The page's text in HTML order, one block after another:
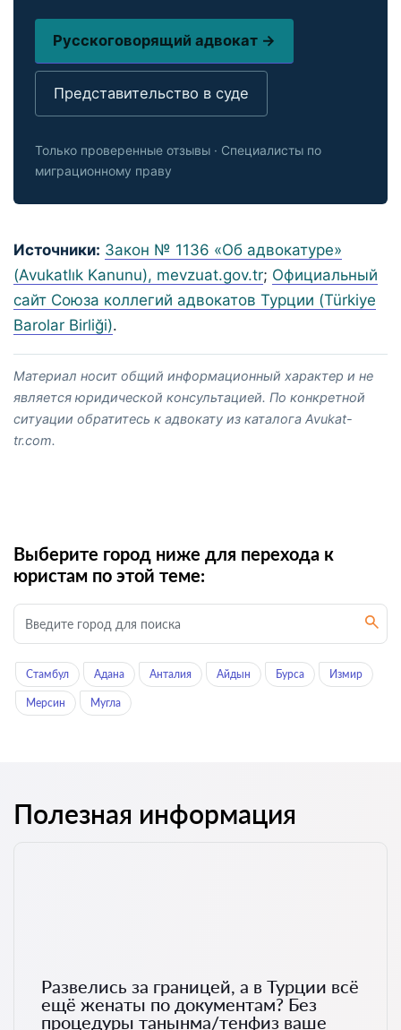
Русскоговорящий адвокат →
Представительство в суде
Только проверенные отзывы · Специалисты по
миграционному праву
Источники: Закон № 1136 «Об адвокатуре»
(Avukatlık Kanunu), mevzuat.gov.tr; Официальный
сайт Союза коллегий адвокатов Турции (Türkiye
Barolar Birliği).
Материал носит общий информационный характер и не
является юридической консультацией. По конкретной
ситуации обратитесь к адвокату из каталога Avukat-
tr.com.
Выберите город ниже для перехода к
юристам по этой теме:
Стамбул Адана Анталия Айдын Бурса Измир
Мерсин Мугла
Полезная информация
Развелись за границей, а в Турции всё
ещё женаты по документам? Без
процедуры танынма/тенфиз ваше